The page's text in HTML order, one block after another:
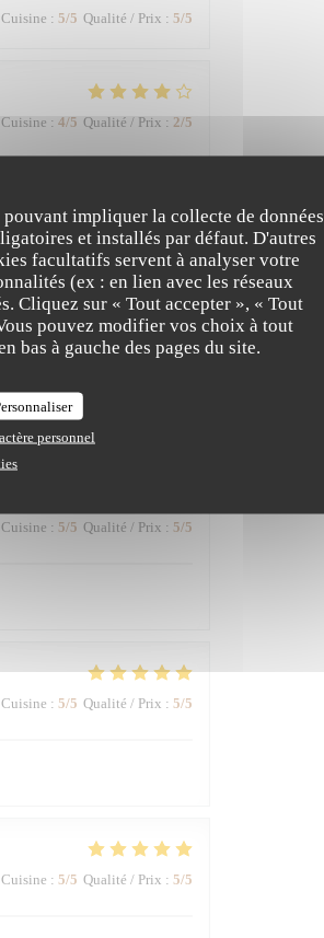
impliquer la collecte de données
et installés par défaut. D'autres
facultatifs servent à analyser votre
(ex : en lien avec les réseaux
Cliquez sur « Tout accepter », « Tout
pouvez modifier vos choix à tout
bas à gauche des pages du site.
personnel
Cuisine : 5/5 Qualité / Prix : 5/5
Cuisine : 4/5 Qualité / Prix : 2/5
vins bien trop chers un
Cuisine: 5/5 Qualité / Prix: 5/5
de qualité ! Vraiment je
Cuisine : 5/5 Qualité / Prix : 5/5
Cuisine : 5/5 Qualité / Prix : 5/5
Cuisine : 5/5 Qualité / Prix : 5/5